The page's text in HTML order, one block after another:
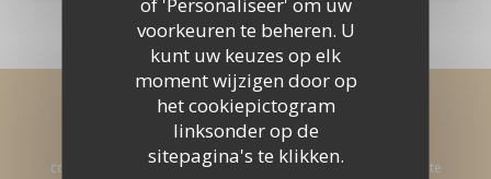
voorkeuren te beheren. U
kunt uw keuzes op elk
moment wijzigen door op
het cookiepictogram
linksonder op de
sitepagina's te klikken.
Word op de hoogte gehouden
Schrijf je in op onze nieuwsbrief om gepersonaliseerde
communicatie en marketingaanbiedingen per e-mail van ons te